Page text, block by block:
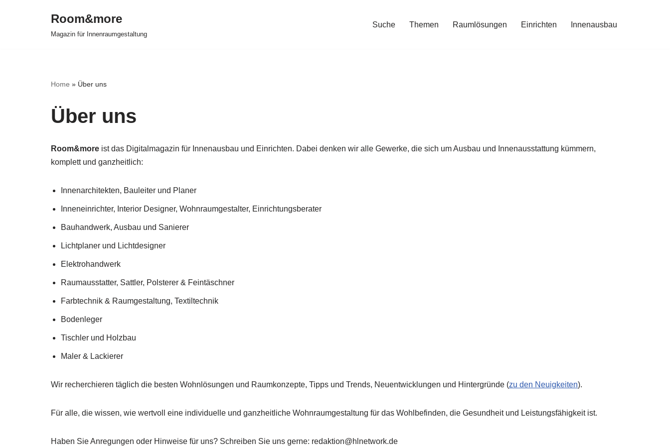
Room&more
Magazin für Innenraumgestaltung
Suche Themen Raumlösungen Einrichten Innenausbau
Home » Über uns
Über uns
Room&more ist das Digitalmagazin für Innenausbau und Einrichten. Dabei denken wir alle Gewerke, die sich um Ausbau und Innenausstattung kümmern,
komplett und ganzheitlich:
Innenarchitekten, Bauleiter und Planer
Inneneinrichter, Interior Designer, Wohnraumgestalter, Einrichtungsberater
Bauhandwerk, Ausbau und Sanierer
Lichtplaner und Lichtdesigner
Elektrohandwerk
Raumausstatter, Sattler, Polsterer & Feintäschner
Farbtechnik & Raumgestaltung, Textiltechnik
Bodenleger
Tischler und Holzbau
Maler & Lackierer
Wir recherchieren täglich die besten Wohnlösungen und Raumkonzepte, Tipps und Trends, Neuentwicklungen und Hintergründe (zu den Neuigkeiten).
Für alle, die wissen, wie wertvoll eine individuelle und ganzheitliche Wohnraumgestaltung für das Wohlbefinden, die Gesundheit und Leistungsfähigkeit ist.
Haben Sie Anregungen oder Hinweise für uns? Schreiben Sie uns gerne: redaktion@hlnetwork.de